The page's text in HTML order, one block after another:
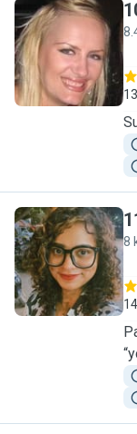
S
P
8